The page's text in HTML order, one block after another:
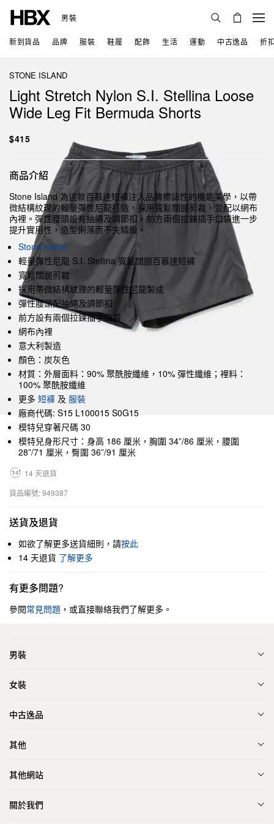
男裝
新到貨品 品牌 服裝 鞋履 配飾 生活 運動 中古逸品 折
STONE ISLAND
Light Stretch Nylon S.I. Stellina Loose
Wide Leg Fit Bermuda Shorts
$415
商品介紹
Stone Island 為這款百慕達短褲注入品牌標誌性的機能美學，以帶
微結構紋理的輕量彈性尼龍打造，採用寬鬆闊腿剪裁，並配以網布
內裡。彈性腰頭設有抽繩及調節扣，前方兩個拉鍊插手口袋進一步
提升實用性，造型俐落而不失精緻。
Stone Island
輕量彈性尼龍 S.I. Stellina 寬鬆闊腿百慕達短褲
寬鬆闊腿剪裁
採用帶微結構紋理的輕量彈性尼龍製成
彈性腰頭配抽繩及調節扣
前方設有兩個拉鍊插手口袋
網布內裡
意大利製造
顏色：炭灰色
材質：外層面料：90% 聚酰胺纖維，10% 彈性纖維；裡料：
100% 聚酰胺纖維
更多 短褲 及 服裝
廠商代碼: S15 L100015 S0G15
模特兒穿著尺碼 30
模特兒身形尺寸：身高 186 厘米，胸圍 34”/86 厘米，腰圍
28”/71 厘米，臀圍 36”/91 厘米
14 天退貨
貨品編號: 949387
送貨及退貨
如欲了解更多送貨細則，請按此
14 天退貨 了解更多
有更多問題?
參閱常見問題 ，或直接聯絡我們了解更多。
男裝
女裝
中古逸品
其他
其他網站
關於我們